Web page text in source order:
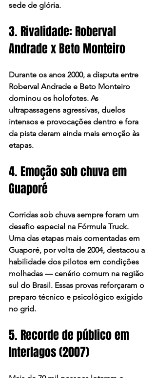
sede de glória.
3. Rivalidade: Roberval
Andrade x Beto Monteiro
Durante os anos 2000, a disputa entre
Roberval Andrade e Beto Monteiro
dominou os holofotes. As
ultrapassagens agressivas, duelos
intensos e provocações dentro e fora
da pista deram ainda mais emoção às
etapas.
4. Emoção sob chuva em
Guaporé
Corridas sob chuva sempre foram um
desafio especial na Fórmula Truck.
Uma das etapas mais comentadas em
Guaporé, por volta de 2004, destacou a
habilidade dos pilotos em condições
molhadas — cenário comum na região
sul do Brasil. Essas provas reforçaram o
preparo técnico e psicológico exigido
no grid.
5. Recorde de público em
Interlagos (2007)